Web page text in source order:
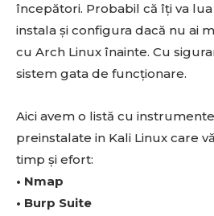
începători. Probabil că îți va
instala și configura dacă nu ai
cu Arch Linux înainte. Cu
sistem gata de funcționare.
Aici avem o listă cu
preinstalate in Kali Linux care
timp și efort:
• Nmap
• Burp Suite